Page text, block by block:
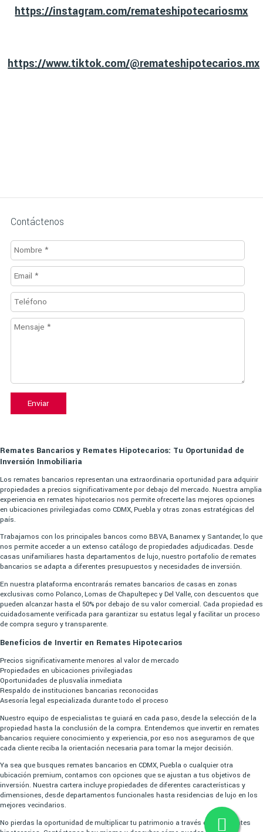
https://instagram.com/remateshipotecariosmx
https://www.tiktok.com/@remateshipotecarios.mx
Contáctenos
Enviar
Remates Bancarios y Remates Hipotecarios: Tu Oportunidad de
Inversión Inmobiliaria
Los remates bancarios representan una extraordinaria oportunidad para adquirir
propiedades a precios significativamente por debajo del mercado. Nuestra amplia
experiencia en remates hipotecarios nos permite ofrecerte las mejores opciones
en ubicaciones privilegiadas como CDMX, Puebla y otras zonas estratégicas del
país.
Trabajamos con los principales bancos como BBVA, Banamex y Santander, lo que
nos permite acceder a un extenso catálogo de propiedades adjudicadas. Desde
casas unifamiliares hasta departamentos de lujo, nuestro portafolio de remates
bancarios se adapta a diferentes presupuestos y necesidades de inversión.
En nuestra plataforma encontrarás remates bancarios de casas en zonas
exclusivas como Polanco, Lomas de Chapultepec y Del Valle, con descuentos que
pueden alcanzar hasta el 50% por debajo de su valor comercial. Cada propiedad es
cuidadosamente verificada para garantizar su estatus legal y facilitar un proceso
de compra seguro y transparente.
Beneficios de Invertir en Remates Hipotecarios
Precios significativamente menores al valor de mercado
Propiedades en ubicaciones privilegiadas
Oportunidades de plusvalía inmediata
Respaldo de instituciones bancarias reconocidas
Asesoría legal especializada durante todo el proceso
Nuestro equipo de especialistas te guiará en cada paso, desde la selección de la
propiedad hasta la conclusión de la compra. Entendemos que invertir en remates
bancarios requiere conocimiento y experiencia, por eso nos aseguramos de que
cada cliente reciba la orientación necesaria para tomar la mejor decisión.
Ya sea que busques remates bancarios en CDMX, Puebla o cualquier otra
ubicación premium, contamos con opciones que se ajustan a tus objetivos de
inversión. Nuestra cartera incluye propiedades de diferentes características y
dimensiones, desde departamentos funcionales hasta residencias de lujo en los
mejores vecindarios.
No pierdas la oportunidad de multiplicar tu patrimonio a través de los remates